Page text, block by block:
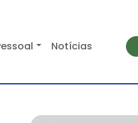
Notícias